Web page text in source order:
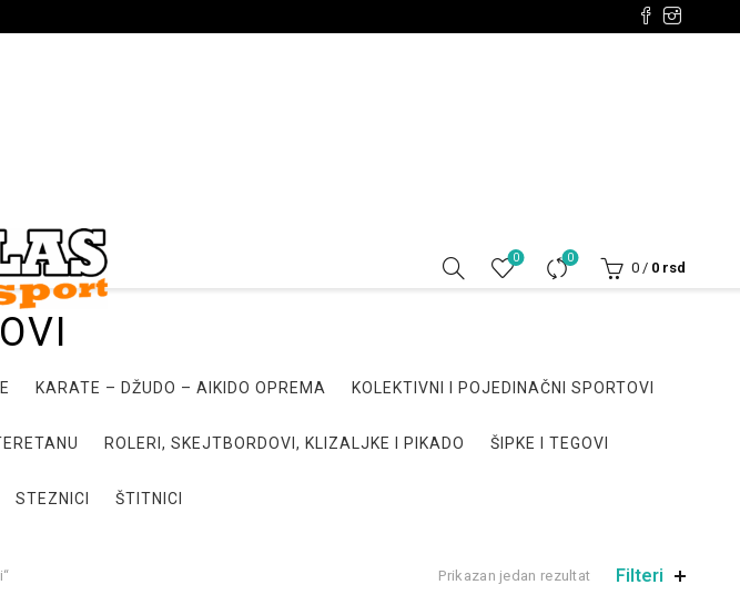
0 0
0 / 0 rsd
KARATE – DŽUDO – AIKIDO OPREMA KOLEKTIVNI I POJEDINAČNI SPORTOVI
ROLERI, SKEJTBORDOVI, KLIZALJKE I PIKADO ŠIPKE I TEGOVI
STEZNICI ŠTITNICI
Prikazan jedan rezultat Filteri